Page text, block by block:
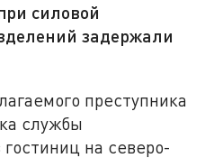
силовой
задержали
преступника
службы
на северо-